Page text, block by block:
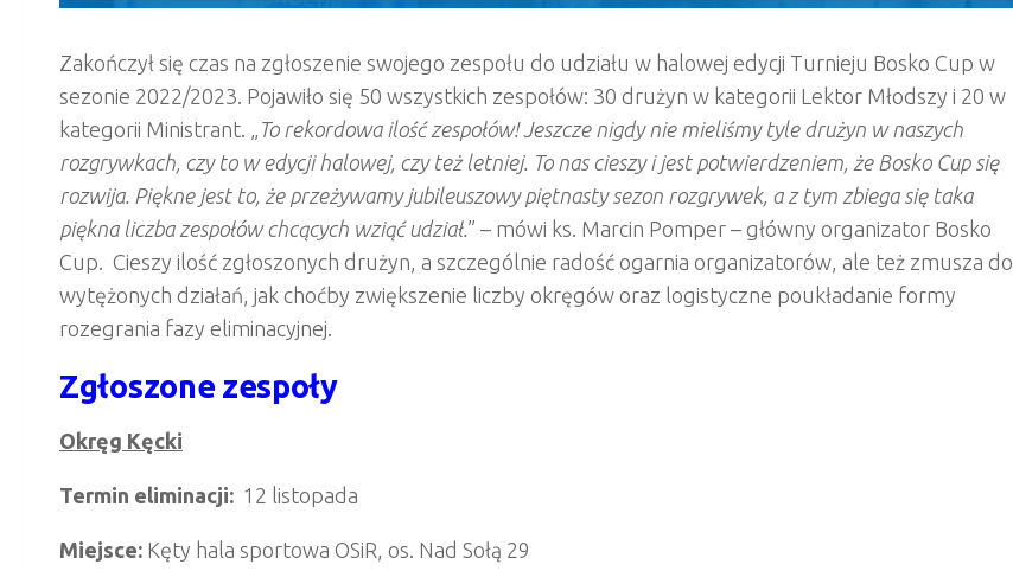
Zakończył się czas na zgłoszenie swojego zespołu do udziału w halowej edycji Turnieju Bosko Cup w
sezonie 2022/2023. Pojawiło się 50 wszystkich zespołów: 30 drużyn w kategorii Lektor Młodszy i 20 w
kategorii Ministrant. „
To rekordowa ilość zespołów! Jeszcze nigdy nie mieliśmy tyle drużyn w naszych
rozgrywkach, czy to w edycji halowej, czy też letniej. To nas cieszy i jest potwierdzeniem, że Bosko Cup się
rozwija. Piękne jest to, że przeżywamy jubileuszowy piętnasty sezon rozgrywek, a z tym zbiega się taka
piękna liczba zespołów chcących wziąć udział. ” – mówi ks. Marcin Pomper – główny organizator Bosko
Cup. Cieszy ilość zgłoszonych drużyn, a szczególnie radość ogarnia organizatorów, ale też zmusza do
wytężonych działań, jak choćby zwiększenie liczby okręgów oraz logistyczne poukładanie formy
rozegrania fazy eliminacyjnej.
Zgłoszone zespoły
Okręg Kęcki
Termin eliminacji: 12 listopada
Miejsce: Kęty hala sportowa OSiR, os. Nad Sołą 29